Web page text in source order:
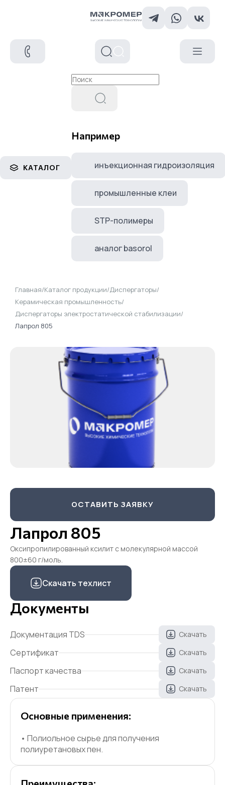
КАТАЛОГ
Например
инъекционная гидроизоляция
промышленные клеи
STP-полимеры
аналог basorol
Главная/Каталог продукции/Диспергаторы/
Керамическая промышленность/
Диспергаторы электростатической стабилизации/
Лапрол 805
ОСТАВИТЬ ЗАЯВКУ
Лапрол 805
Оксипропилированный ксилит с молекулярной массой
800±60 г/моль.
Скачать техлист
Документы
Документация TDS Скачать
Сертификат Скачать
Паспорт качества Скачать
Патент Скачать
Основные применения:
• Полиольное сырье для получения
полиуретановых пен.